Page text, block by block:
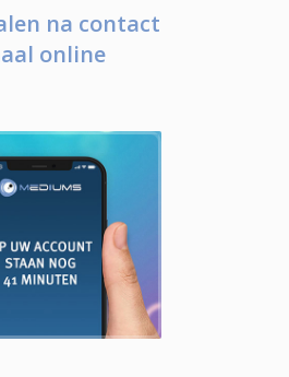
na contact
online